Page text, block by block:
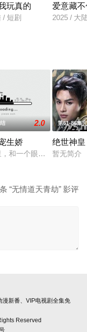
玩真的
/ 短剧
爱意藏
2025 / 大
2.0
生娇
和一个眼瞎男人结婚，
第61-86集
绝世神皇
暂无简介
条 “无情道天青劫” 影评
新番、VIP电视剧全集免
Reserved